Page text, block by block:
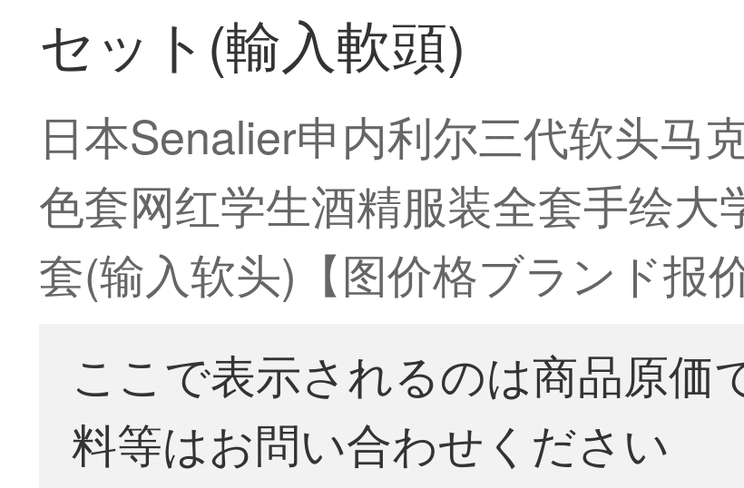
セット(輸入軟頭)
日本Senalier申内利尔三代软头马
色套网红学生酒精服装全套手绘大
套(输入软头)【图价格ブランド报
ここで表示されるのは商品原価
料等はお問い合わせください